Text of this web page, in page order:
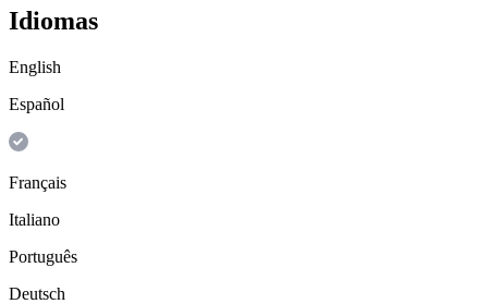
Idiomas
English
Español
Français
Italiano
Português
Deutsch